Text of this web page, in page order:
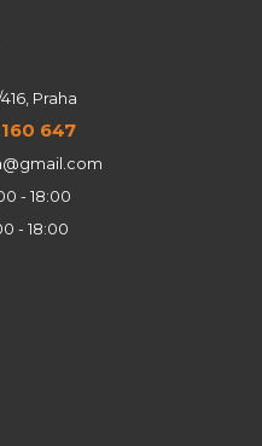
Praha
647
- 18:00
- 18:00